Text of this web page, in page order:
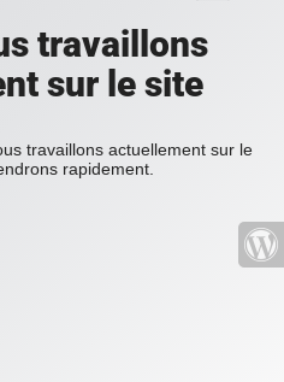
travaillons
sur le site
travaillons actuellement sur le
rapidement.